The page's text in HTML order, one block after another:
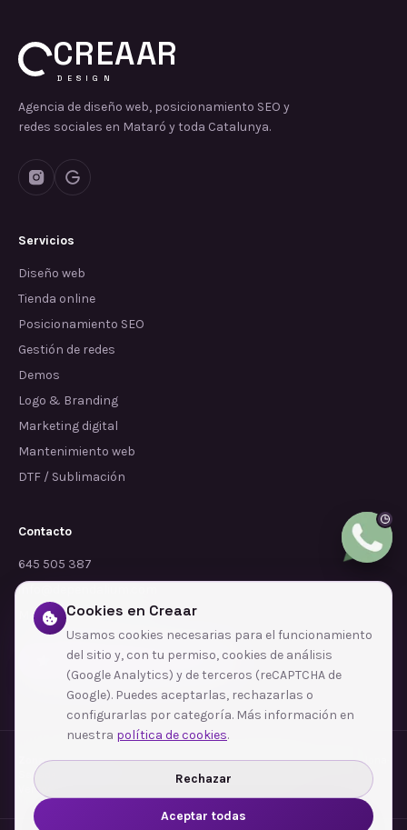
CREAAR
DESIGN
Agencia de diseño web, posicionamiento SEO y
redes sociales en Mataró y toda Catalunya.
Servicios
Diseño web
Tienda online
Posicionamiento SEO
Gestión de redes
Demos
Logo & Branding
Marketing digital
Mantenimiento web
DTF / Sublimación
Contacto
645 505 387
info@dependalium.com
Mataró (Barcelona)
Déjanos tu reseña en Google
Zonas de cobertura·Barcelona·L'Hospitalet de Llobregat·Terrassa·Badalona
Sabadell
Santa Coloma de Gramenet
Ver todas las zonas →
Cookies en Creaar
Usamos cookies necesarias para el funcionamiento
del sitio y, con tu permiso, cookies de análisis
(Google Analytics) y de terceros (reCAPTCHA de
Google). Puedes aceptarlas, rechazarlas o
configurarlas por categoría. Más información en
nuestra política de cookies.
Rechazar
Aceptar todas